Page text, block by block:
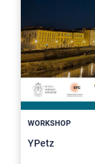
WORKSHOP
YPetz